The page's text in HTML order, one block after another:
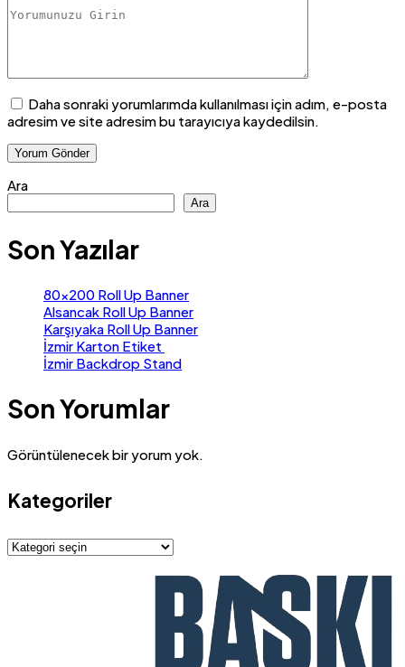
Daha sonraki yorumlarımda kullanılması için adım, e-posta
adresim ve site adresim bu tarayıcıya kaydedilsin.
Ara
Ara
Son Yazılar
80×200 Roll Up Banner
Alsancak Roll Up Banner
Karşıyaka Roll Up Banner
İzmir Karton Etiket
İzmir Backdrop Stand
Son Yorumlar
Görüntülenecek bir yorum yok.
Kategoriler
Kategoriler